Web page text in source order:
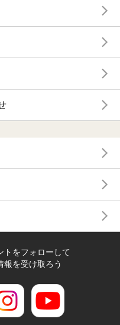
トをフォローして
報を受け取ろう